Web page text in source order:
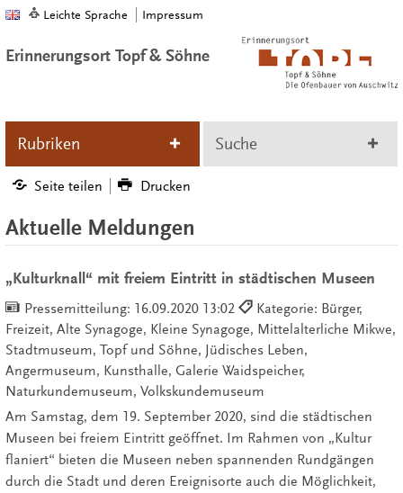
Leichte Sprache Impressum
Erinnerungsort Topf & Söhne
Rubriken Suche
Seite teilen Drucken
Aktuelle Meldungen
„Kulturknall“ mit freiem Eintritt in städtischen Museen
Pressemitteilung: 16.09.2020 13:02
Kategorie: Bürger,
Freizeit, Alte Synagoge, Kleine Synagoge, Mittelalterliche Mikwe,
Stadtmuseum, Topf und Söhne, Jüdisches Leben,
Angermuseum, Kunsthalle, Galerie Waidspeicher,
Naturkundemuseum, Volkskundemuseum
Am Samstag, dem 19. September 2020, sind die städtischen
Museen bei freiem Eintritt geöffnet. Im Rahmen von „Kultur
flaniert“ bieten die Museen neben spannenden Rundgängen
durch die Stadt und deren Ereignisorte auch die Möglichkeit,